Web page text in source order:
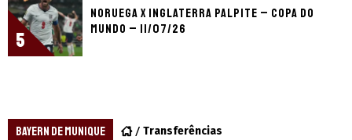
5
Noruega x Inglaterra palpite – Copa do
Mundo – 11/07/26
BAYERN DE MUNIQUE Transferências